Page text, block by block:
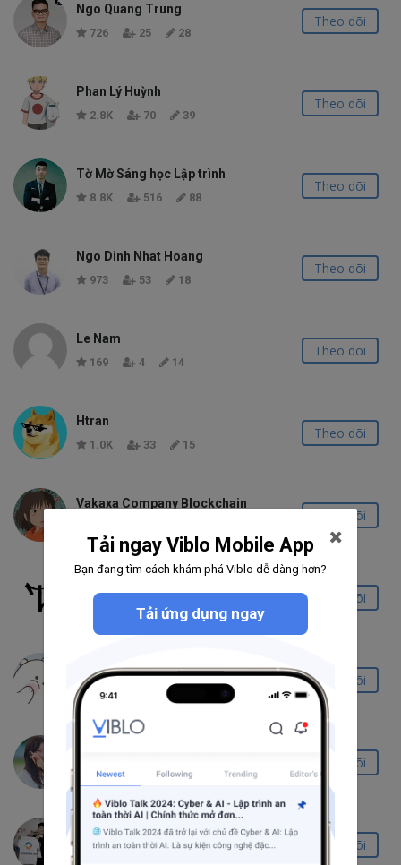
Ngo Quang Trung
726 25 28
Theo dõi
Phan Lý Huỳnh
2.8K 70 39
Theo dõi
Tờ Mờ Sáng học Lập trình
8.8K 516 88
Theo dõi
Ngo Dinh Nhat Hoang
973 53 18
Theo dõi
Le Nam
169 4 14
Theo dõi
Htran
1.0K 33 15
Theo dõi
Vakaxa Company Blockchain
Theo dõi
60 23
Theo dõi
Trang Nguyen
1.3K
Theo dõi
2.9K 103 40
Theo dõi
Mai Cuong
Theo dõi
Tải ngay Viblo Mobile App
Bạn đang tìm cách khám phá Viblo dễ dàng hơn?
Tải ứng dụng ngay